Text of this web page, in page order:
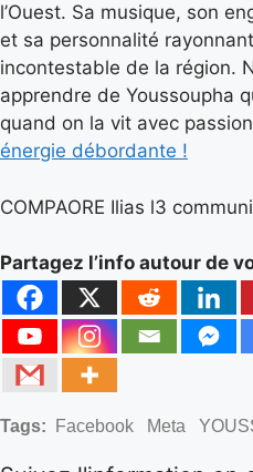
l’Ouest. Sa musique, son
et sa personnalité
incontestable de la région.
apprendre de Youssoupha
quand on la vit avec
énergie débordante !
COMPAORE Ilias l3
Partagez l’info autour de
Tags: Facebook Meta